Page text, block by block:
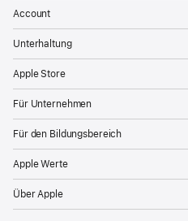
Account
Unterhaltung
Apple Store
Für Unternehmen
Für den Bildungsbereich
Apple Werte
Über Apple